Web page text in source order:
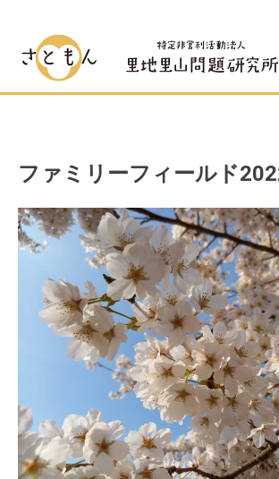
ファミリーフィールド